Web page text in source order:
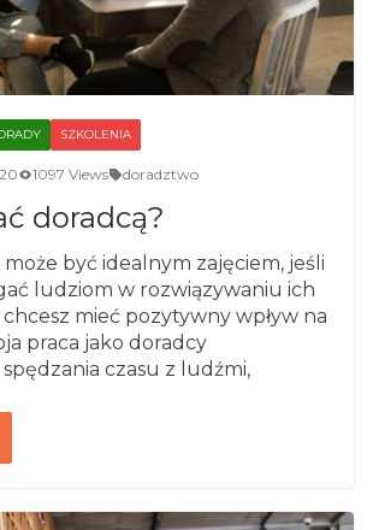
SZKOLENIA
1097 Views doradztwo
doradcą?
być idealnym zajęciem, jeśli
ludziom w rozwiązywaniu ich
mieć pozytywny wpływ na
praca jako doradcy
czasu z ludźmi,